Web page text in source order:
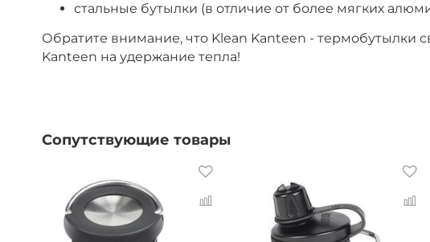
стальные бутылки (в отличие от более мягких
Обратите внимание, что Klean Kanteen - термобутылки
Kanteen на удержание тепла!
Сопутствующие товары